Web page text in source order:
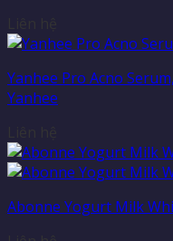
Yanhee Pro Acno
Yanhee
Abonne Yogurt Milk